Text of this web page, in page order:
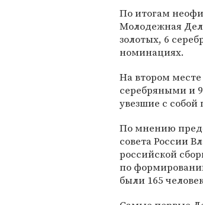
По итогам
Молодежная
золотых, 6
номинациях.
На втором
серебряными и
увезшие с
По мнению
совета России
российской
по
были 165